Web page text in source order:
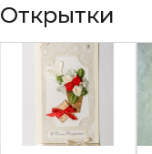
Открытки